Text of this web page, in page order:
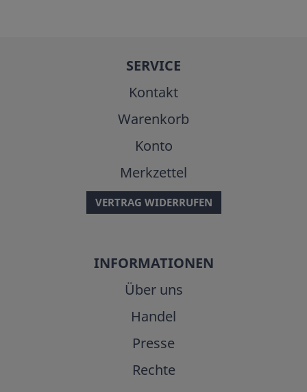
SERVICE
Kontakt
Warenkorb
Konto
Merkzettel
VERTRAG WIDERRUFEN
INFORMATIONEN
Über uns
Handel
Presse
Rechte